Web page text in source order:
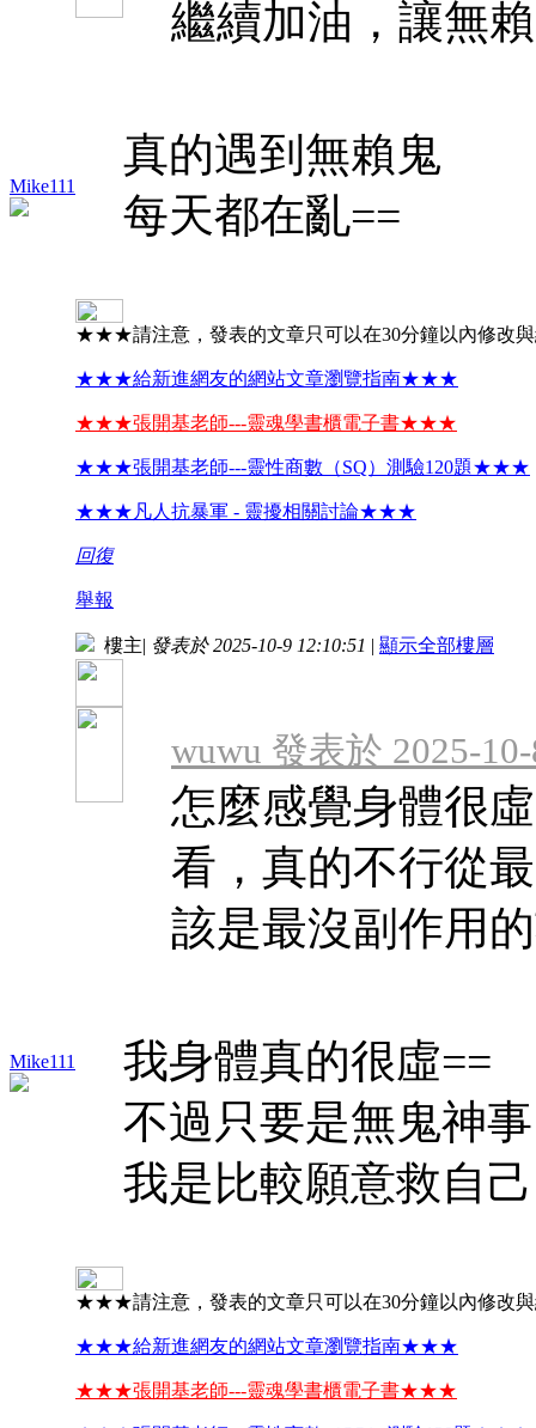
Mike111
繼續加油，讓無
真的遇到無賴鬼
每天都在亂==
★★★請注意，發表的文章只可以在30分鐘以內修
★★★給新進網友的網站文章瀏覽指南★★★
★★★張開基老師---靈魂學書櫃電子書★★★
★★★張開基老師---靈性商數（SQ）測驗120題★★★
★★★凡人抗暴軍 - 靈擾相關討論★★★
回復
舉報
Mike111
樓主| 發表於 2025-10-9 12:10:51 | 顯示全部樓層
wuwu 發表於 2025-
怎麼感覺身體很
看，真的不行從
該是最沒副作用
我身體真的很虛==
不過只要是無鬼神事
我是比較願意救自己
★★★請注意，發表的文章只可以在30分鐘以內修
★★★給新進網友的網站文章瀏覽指南★★★
★★★張開基老師---靈魂學書櫃電子書★★★